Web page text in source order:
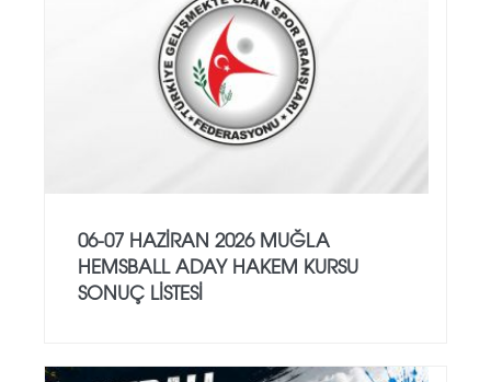
06-07 HAZİRAN 2026 MUĞLA
HEMSBALL ADAY HAKEM KURSU
SONUÇ LİSTESİ